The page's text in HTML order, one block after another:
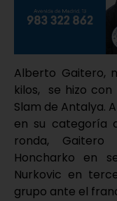
Alberto Gaitero,
kilos, se hizo
Slam de Antalya.
en su categoría
ronda, Gaitero
Honcharko en
Nurkovic en
grupo ante el